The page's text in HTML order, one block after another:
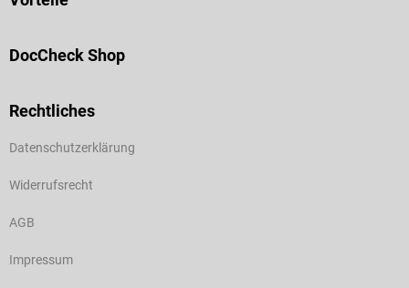
DocCheck Shop
Rechtliches
Datenschutzerklärung
Widerrufsrecht
AGB
Impressum